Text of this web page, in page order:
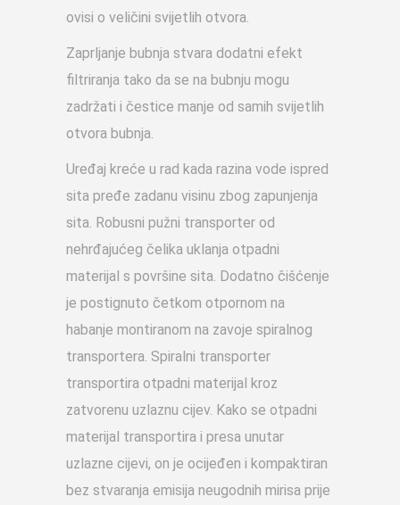
ovisi o veličini svijetlih otvora.
Zaprljanje bubnja stvara dodatni efekt
filtriranja tako da se na bubnju mogu
zadržati i čestice manje od samih svijetlih
otvora bubnja.
Uređaj kreće u rad kada razina vode ispred
sita pređe zadanu visinu zbog zapunjenja
sita. Robusni pužni transporter od
nehrđajućeg čelika uklanja otpadni
materijal s površine sita. Dodatno čišćenje
je postignuto četkom otpornom na
habanje montiranom na zavoje spiralnog
transportera. Spiralni transporter
transportira otpadni materijal kroz
zatvorenu uzlaznu cijev. Kako se otpadni
materijal transportira i presa unutar
uzlazne cijevi, on je ocijeđen i kompaktiran
bez stvaranja emisija neugodnih mirisa prije